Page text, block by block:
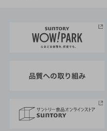
地域情報
サントリーサンバーズ大
サントリーが考えるサ
企業概要
採用情報